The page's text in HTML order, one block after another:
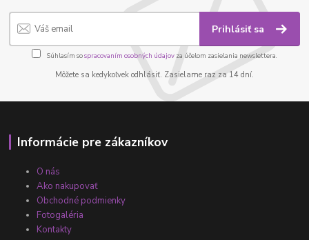
Prihlásiť sa
Súhlasím sospracovaním osobných údajov za účelom zasielania newslettera.
Môžete sa kedykoľvek odhlásiť. Zasielame raz za 14 dní.
Informácie pre zákazníkov
O nás
Ako nakupovať
Obchodné podmienky
Fotogaléria
Kontakty